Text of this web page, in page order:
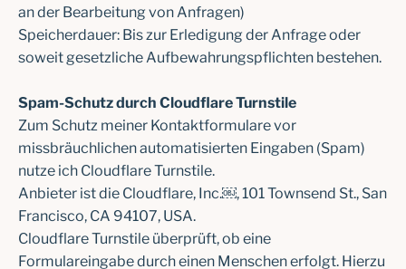
an der Bearbeitung von Anfragen)
Speicherdauer: Bis zur Erledigung der Anfrage oder
soweit gesetzliche Aufbewahrungspflichten bestehen.
Spam-Schutz durch Cloudflare Turnstile
Zum Schutz meiner Kontaktformulare vor
missbräuchlichen automatisierten Eingaben (Spam)
nutze ich Cloudflare Turnstile.
Anbieter ist die Cloudflare, Inc.￼, 101 Townsend St., San
Francisco, CA 94107, USA.
Cloudflare Turnstile überprüft, ob eine
Formulareingabe durch einen Menschen erfolgt. Hierzu